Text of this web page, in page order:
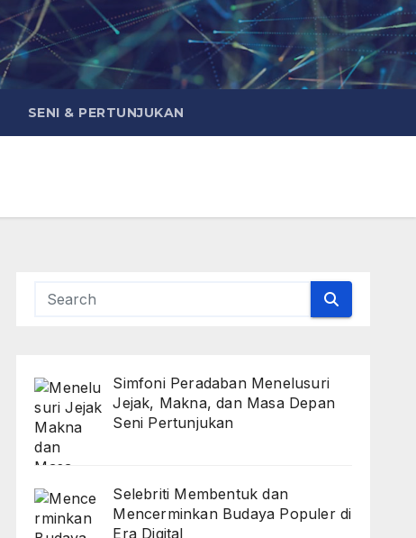
SENI & PERTUNJUKAN
Simfoni Peradaban Menelusuri
Jejak, Makna, dan Masa Depan
Seni Pertunjukan
Selebriti Membentuk dan
Mencerminkan Budaya Populer di
Era Digital